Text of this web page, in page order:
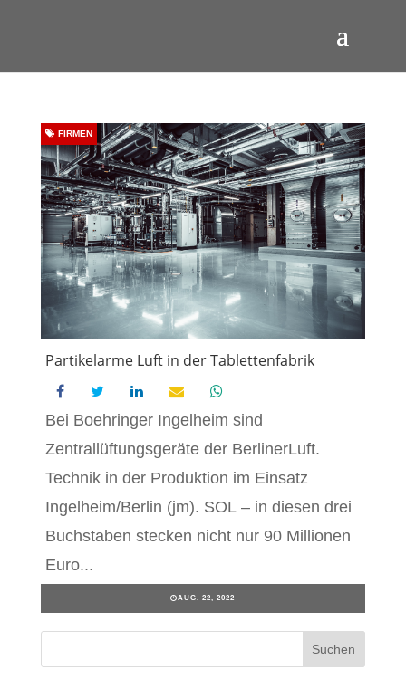
Partikelarme Luft in der Tablettenfabrik
FIRMEN
Bei Boehringer Ingelheim sind
Zentrallüftungsgeräte der BerlinerLuft.
Technik in der Produktion im Einsatz
Ingelheim/Berlin (jm). SOL – in diesen drei
Buchstaben stecken nicht nur 90 Millionen
Euro...
AUG. 22, 2022